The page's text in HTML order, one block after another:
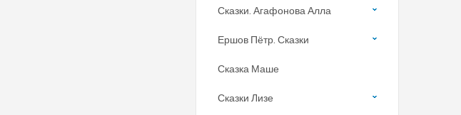
Сказки. Агафонова Алла
Ершов Пётр. Сказки
Сказка Маше
Сказки Лизе